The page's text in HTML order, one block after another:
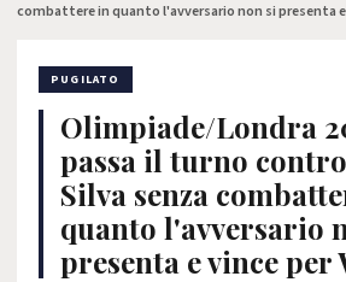
combattere in quanto l'avversario non si presenta e
PUGILATO
Olimpiade/Londra
passa il turno
Silva senza
quanto l'avversario
presenta e vince per